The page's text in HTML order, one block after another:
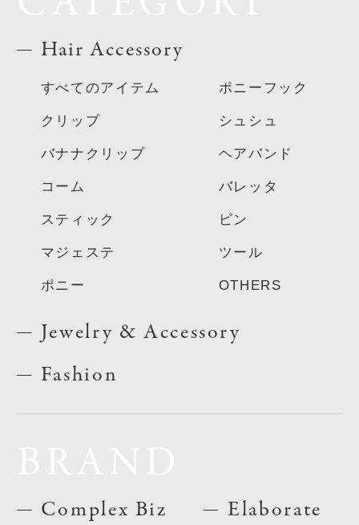
Hair Accessory
すべてのアイテム
クリップ
バナナクリップ
コーム
スティック
マジェステ
ポニー
ポニーフック
シュシュ
ヘアバンド
バレッタ
ピン
ツール
OTHERS
Jewelry & Accessory
Fashion
Complex Biz
Elaborate